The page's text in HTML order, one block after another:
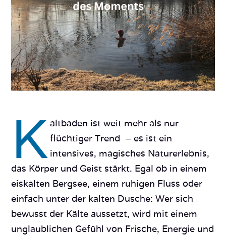
K altbaden ist weit mehr als nur
flüchtiger Trend – es ist ein
intensives, magisches Naturerlebnis,
das Körper und Geist stärkt. Egal ob in einem
eiskalten Bergsee, einem ruhigen Fluss oder
einfach unter der kalten Dusche: Wer sich
bewusst der Kälte aussetzt, wird mit einem
unglaublichen Gefühl von Frische, Energie und